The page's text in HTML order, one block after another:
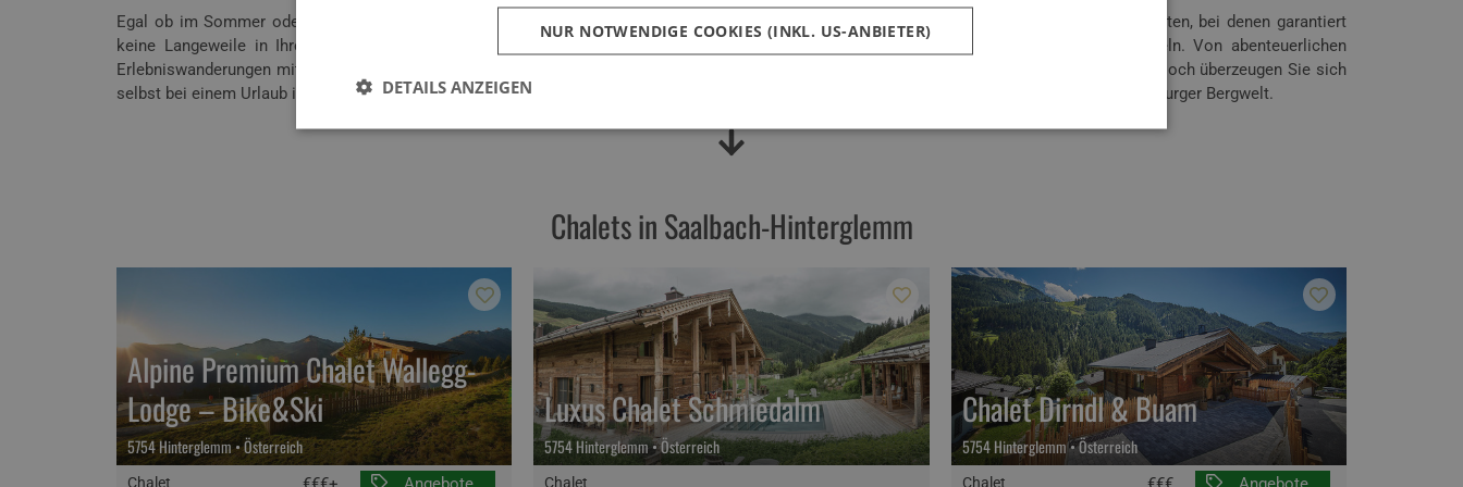
Egal ob im Sommer oder Winter – Die Urlaubsregion Saalbach-Hinterglemm bietet ein umfangreiches Angebot an sportlichen Freizeitaktivitäten, bei denen garantiert
keine Langeweile in Ihren Chalet-Urlaub aufkommt. Hier übertrifft eine Attraktion die andere und kein Urlaubstag wird den anderen ähneln. Von abenteuerlichen
Erlebniswanderungen mit der Familie bis hin zu actiongeladenen Skispaß im vielfältigen Skicircus – Die Möglichkeiten sind schier unendlich. Doch überzeugen Sie sich
selbst bei einem Urlaub in den luxuriösen Chalets und Almhütten im wunderschönen Saalbach-Hinterglemm inmitten der atemberaubenden Salzburger Bergwelt.
Chalets in Saalbach-Hinterglemm
Chalet
Alpine Premium Chalet Wallegg-
Lodge – Bike&Ski
5754 Hinterglemm • Österreich
Chalet
Luxus Chalet Schmiedalm
5754 Hinterglemm • Österreich
Chalet
Chalet Dirndl & Buam
5754 Hinterglemm • Österreich
NUR NOTWENDIGE COOKIES (INKL. US-ANBIETER)
DETAILS ANZEIGEN